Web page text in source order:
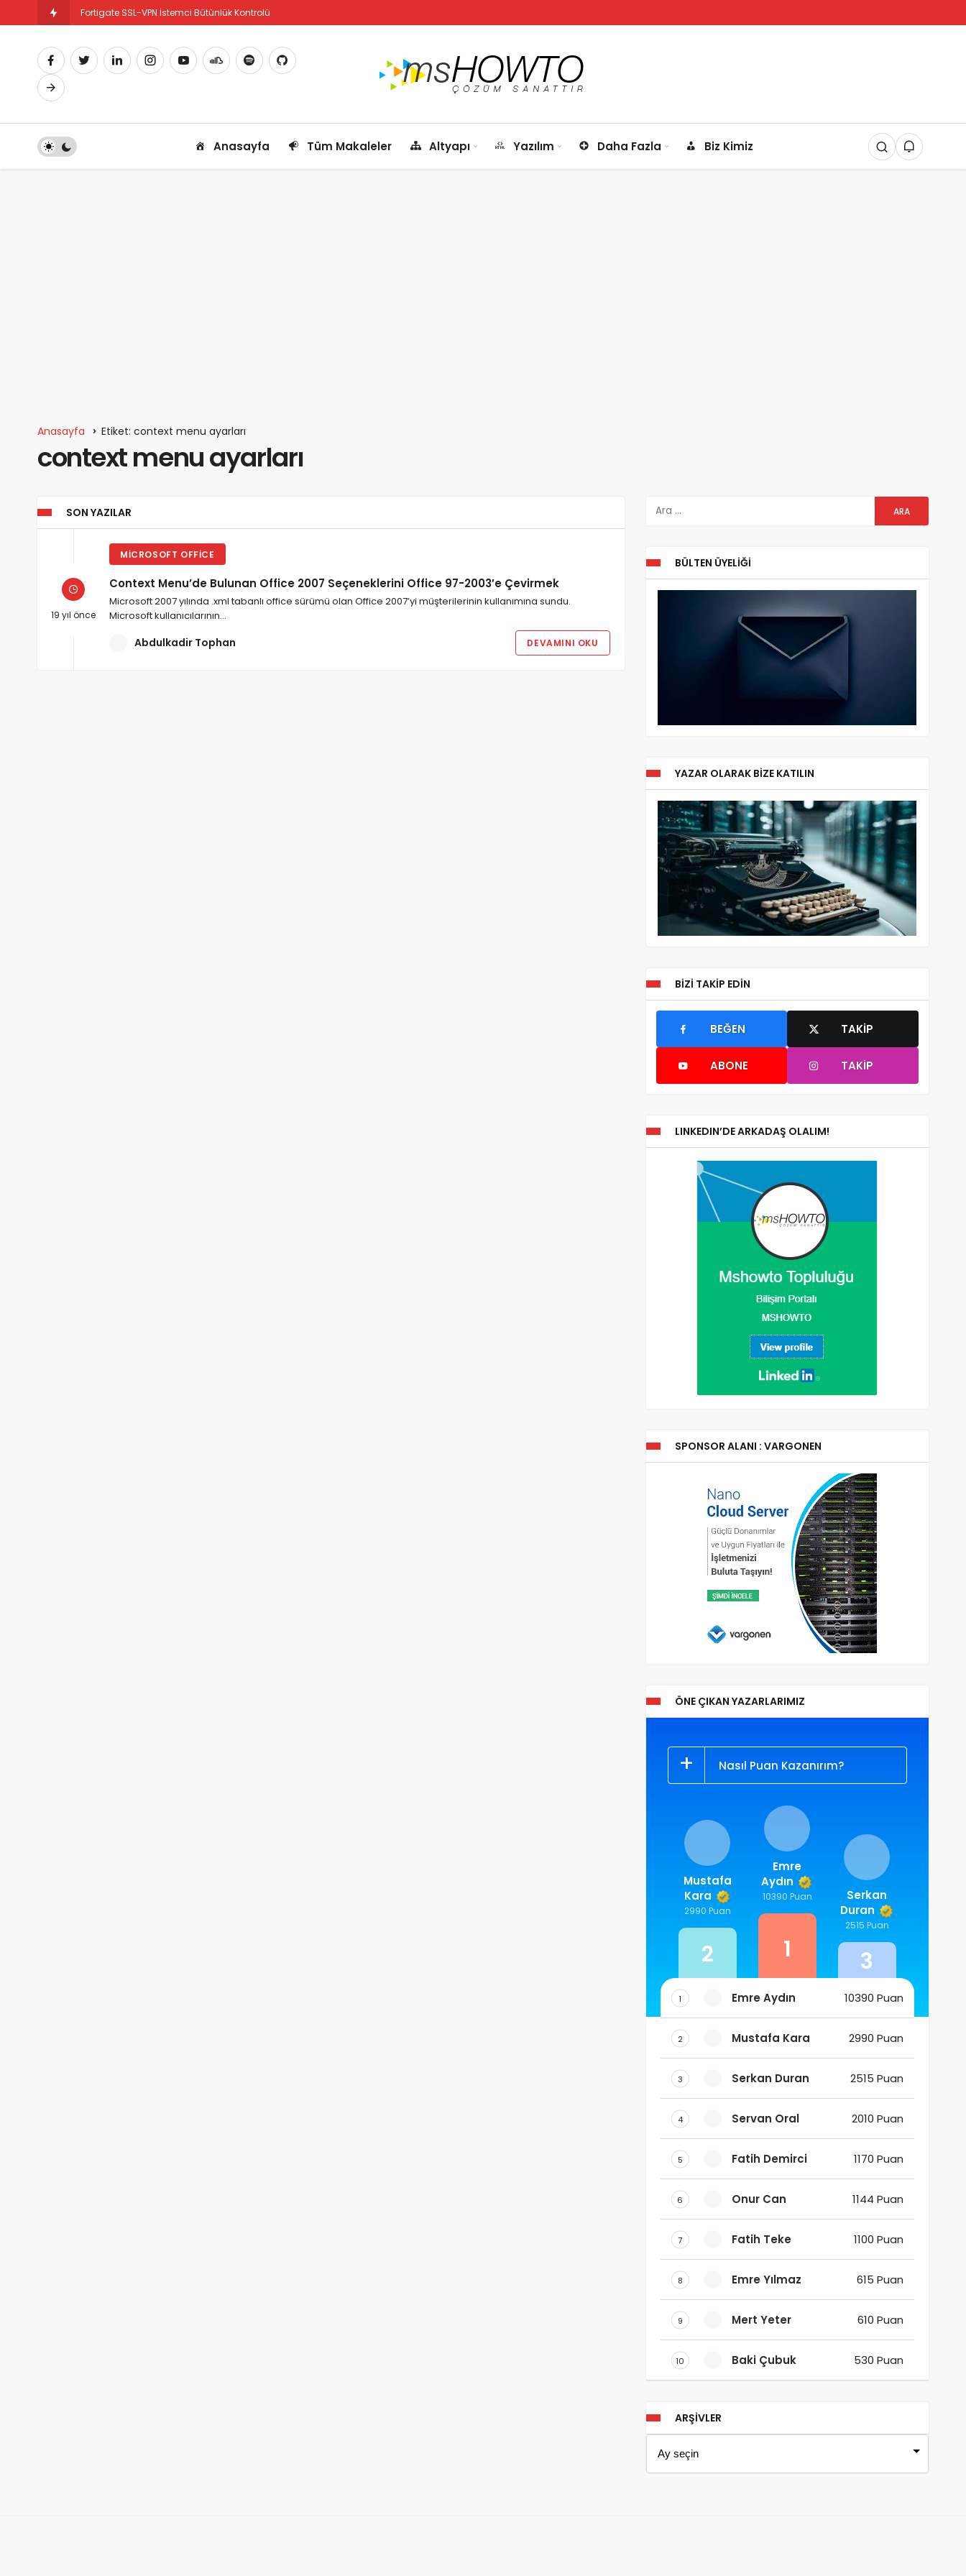
Fortigate SSL-VPN İstemci Bütünlük Kontrolü
Anasayfa Tüm Makaleler Altyapı Yazılım Daha Fazla Biz Kimiz
Anasayfa Etiket: context menu ayarları
context menu ayarları
SON YAZILAR
19 yıl önce
MICROSOFT OFFICE
Context Menu’de Bulunan Office 2007 Seçeneklerini Office 97-2003′e Çevirmek
Microsoft 2007 yılında .xml tabanlı office sürümü olan Office 2007’yi müşterilerinin kullanımına sundu.
Microsoft kullanıcılarının…
Abdulkadir Tophan DEVAMINI OKU
BÜLTEN ÜYELIĞI
YAZAR OLARAK BIZE KATILIN
BIZI TAKIP EDIN
BEĞEN TAKIP
ABONE TAKIP
LINKEDIN’DE ARKADAŞ OLALIM!
SPONSOR ALANI : VARGONEN
ÖNE ÇIKAN YAZARLARIMIZ
Nasıl Puan Kazanırım?
Emre
Aydın
10390 Puan
1
Mustafa
Kara
2990 Puan
2
Serkan
Duran
2515 Puan
3
1 Emre Aydın 10390 Puan
2 Mustafa Kara 2990 Puan
3 Serkan Duran 2515 Puan
4 Servan Oral 2010 Puan
5 Fatih Demirci 1170 Puan
6 Onur Can 1144 Puan
7 Fatih Teke 1100 Puan
8 Emre Yılmaz 615 Puan
9 Mert Yeter 610 Puan
10 Baki Çubuk 530 Puan
ARŞIVLER